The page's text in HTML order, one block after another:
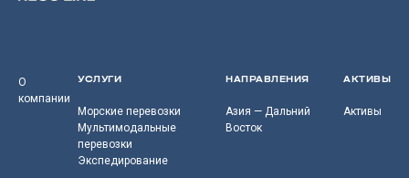
О
компании
УСЛУГИ
Морские перевозки
Мультимодальные
перевозки
Экспедирование
НАПРАВЛЕНИЯ
Азия — Дальний
Восток
АКТИВЫ
Активы